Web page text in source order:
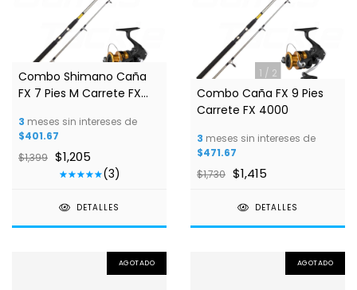
1/2
Combo Shimano Caña
FX 7 Pies M Carrete FX
3 meses sin intereses de
$401.67
$1,399 $1,205
(3)
DETALLES
1 / 2
Combo Caña FX 9 Pies
Carrete FX 4000
3 meses sin intereses de
$471.67
$1,730 $1,415
DETALLES
AGOTADO AGOTADO